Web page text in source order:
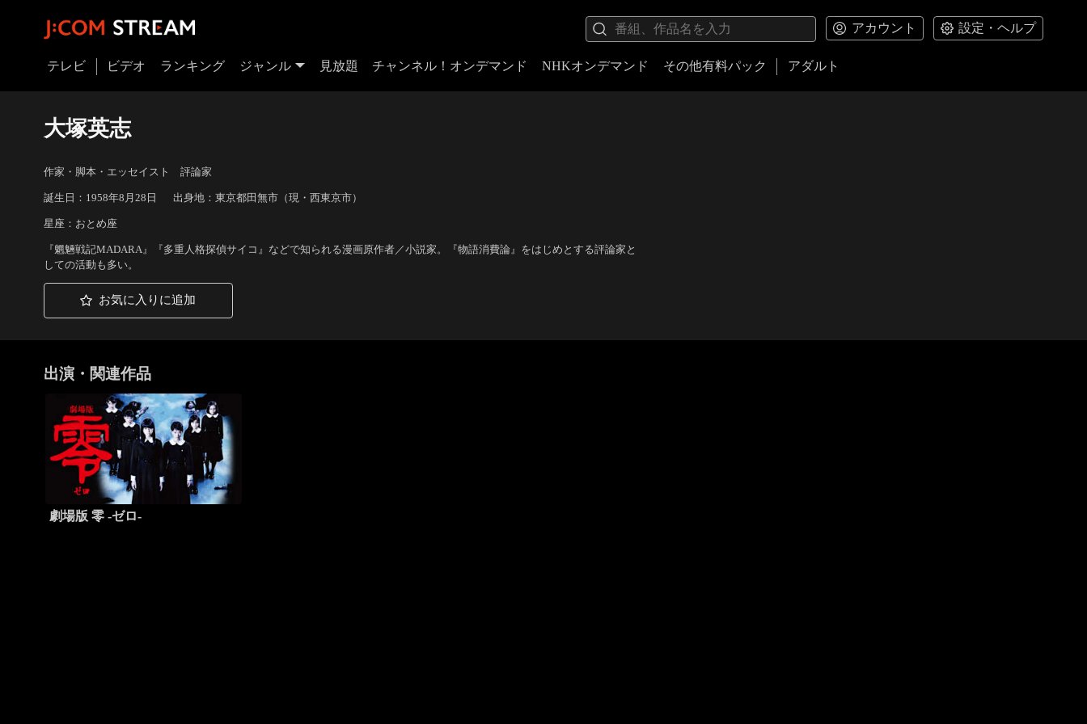
アカウント 設定・ヘルプ
テレビ ビデオ ランキング ジャンル 見放題 チャンネル！オンデマンド NHKオンデマンド その他有料パック アダルト
大塚英志
作家・脚本・エッセイスト 評論家
誕生日：1958年8月28日 出身地：東京都田無市（現・西東京市）
星座：おとめ座
『魍魎戦記MADARA』『多重人格探偵サイコ』などで知られる漫画原作者／小説家。『物語消費論』をはじめとする評論家と
しての活動も多い。
お気に入りに追加
出演・関連作品
劇場版 零 -ゼロ-